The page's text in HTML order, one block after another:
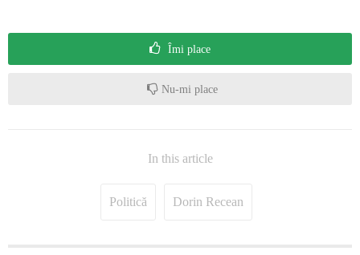
Îmi place
Nu-mi place
In this article
Politică Dorin Recean